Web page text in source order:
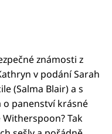
známosti z
v podání Sarah
(Salma Blair) a s
o panenství krásné
Tak